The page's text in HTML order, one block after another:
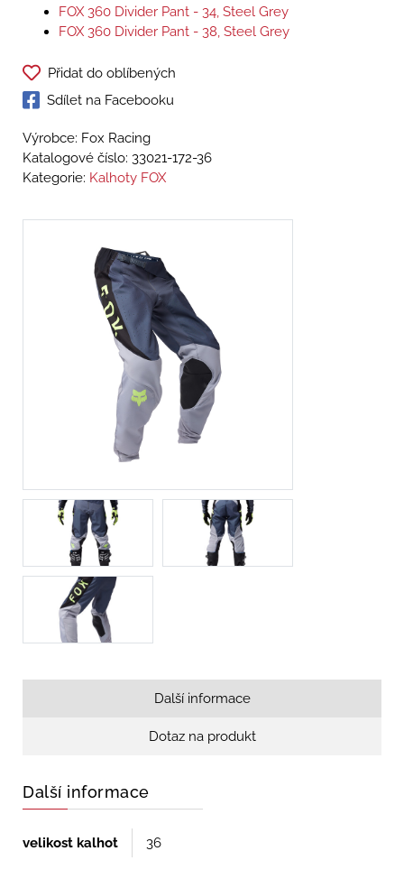
FOX 360 Divider Pant - 34, Steel Grey
FOX 360 Divider Pant - 38, Steel Grey
Přidat do oblíbených
Sdílet na Facebooku
Výrobce: Fox Racing
Katalogové číslo: 33021-172-36
Kategorie: Kalhoty FOX
Další informace
Dotaz na produkt
Další informace
velikost kalhot 36